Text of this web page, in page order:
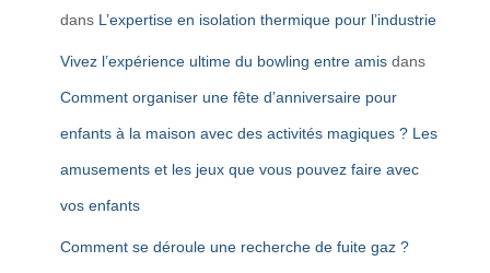
dans L’expertise en isolation thermique pour l’industrie
Vivez l’expérience ultime du bowling entre amis dans
Comment organiser une fête d’anniversaire pour
enfants à la maison avec des activités magiques ? Les
amusements et les jeux que vous pouvez faire avec
vos enfants
Comment se déroule une recherche de fuite gaz ?